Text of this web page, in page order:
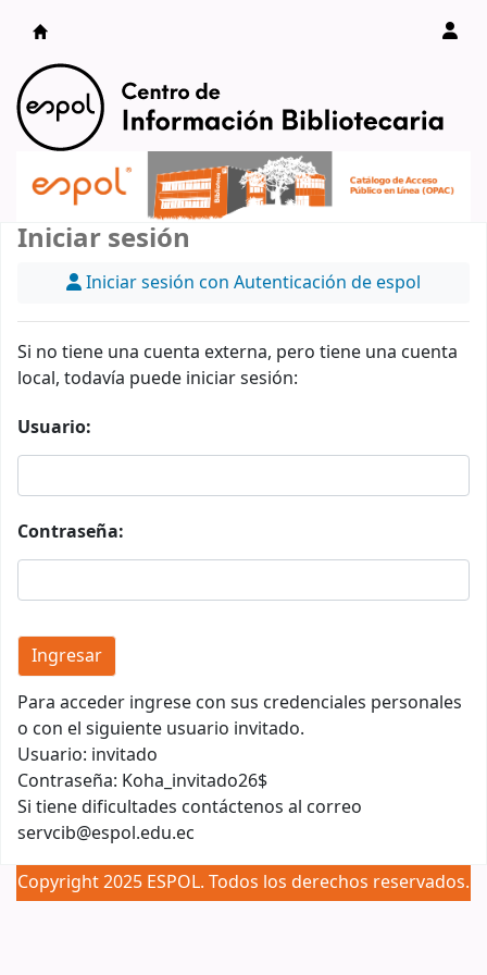
Catálogo en línea
Iniciar sesión
Iniciar sesión con Autenticación de espol
Si no tiene una cuenta externa, pero tiene una cuenta
local, todavía puede iniciar sesión:
Usuario:
Contraseña:
Para acceder ingrese con sus credenciales personales
o con el siguiente usuario invitado.
Usuario: invitado
Contraseña: Koha_invitado26$
Si tiene dificultades contáctenos al correo
servcib@espol.edu.ec
Copyright 2025 ESPOL. Todos los derechos reservados.